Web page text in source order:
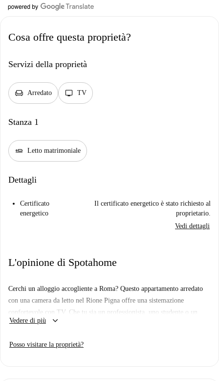
Cosa offre questa proprietà?
Servizi della proprietà
chair Arredato tv TV
Stanza 1
airline_seat_flat Letto matrimoniale
Dettagli
Certificato
energetico
Il certificato energetico è stato richiesto al
proprietario.
Vedi dettagli
L'opinione di Spotahome
Cerchi un alloggio accogliente a Roma? Questo appartamento arredato
con una camera da letto nel Rione Pigna offre una sistemazione
confortevole con TV. Che tu sia un professionista, uno studente o un
partecipante al programma Erasmus, apprezzerai questa flessibile
separatamente al proprietario. Inoltre, è disponibile un servizio di pulizia
Vedere di più keyboard_arrow_down
Posso visitare la proprietà?